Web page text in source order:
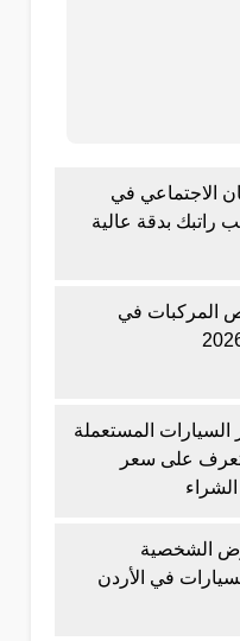
الاجتماعي في
راتبك بدقة عالية
المركبات في
السيارات المستعملة
على سعر
الشخصية
في الأردن